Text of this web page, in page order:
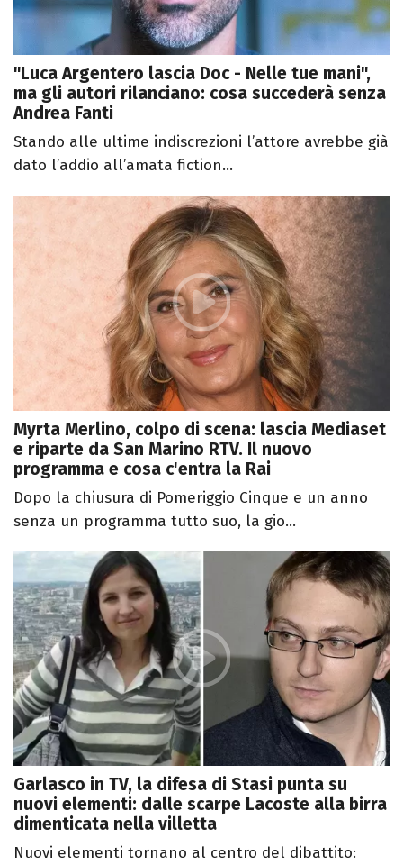
"Luca Argentero lascia Doc - Nelle tue mani",
ma gli autori rilanciano: cosa succederà senza
Andrea Fanti
Stando alle ultime indiscrezioni l’attore avrebbe già
dato l’addio all’amata fiction...
Myrta Merlino, colpo di scena: lascia Mediaset
e riparte da San Marino RTV. Il nuovo
programma e cosa c'entra la Rai
Dopo la chiusura di Pomeriggio Cinque e un anno
senza un programma tutto suo, la gio...
Garlasco in TV, la difesa di Stasi punta su
nuovi elementi: dalle scarpe Lacoste alla birra
dimenticata nella villetta
Nuovi elementi tornano al centro del dibattito: